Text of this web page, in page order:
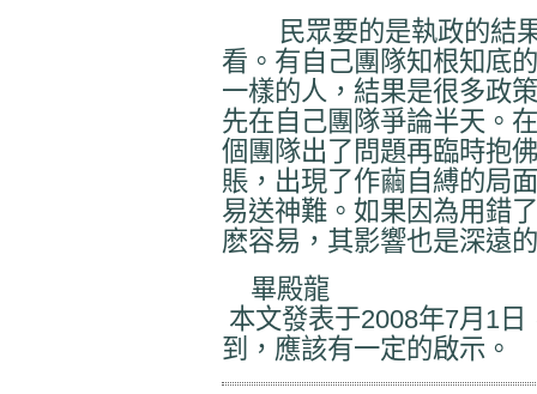
民眾要的是執政的結果
看。有自己團隊知根知底
一樣的人，結果是很多政
先在自己團隊爭論半天。
個團隊出了問題再臨時抱
賬，出現了作繭自縛的局
易送神難。如果因為用錯
麽容易，其影響也是深遠
畢殿龍
本文發表于2008年7月1
到，應該有一定的啟示。